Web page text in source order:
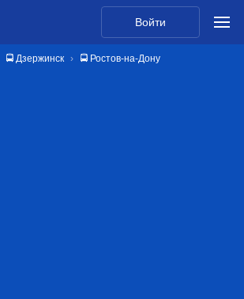
Войти
🚍 Дзержинск 🚍 Ростов-на-Дону